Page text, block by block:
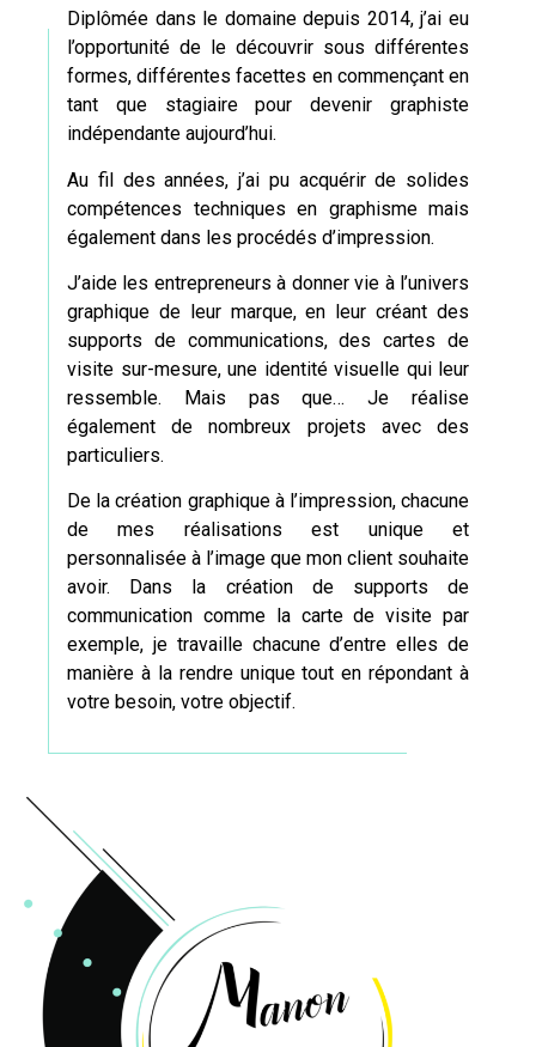
Diplômée dans le domaine depuis 2014, j’ai eu
l’opportunité de le découvrir sous différentes
formes, différentes facettes en commençant en
tant que stagiaire pour devenir graphiste
indépendante aujourd’hui.
Au fil des années, j’ai pu acquérir de solides
compétences techniques en graphisme mais
également dans les procédés d’impression.
J’aide les entrepreneurs à donner vie à l’univers
graphique de leur marque, en leur créant des
supports de communications,des cartes de
visite sur-mesure, une identité visuelle qui leur
ressemble. Mais pas que… Je réalise
également de nombreux projets avec des
particuliers.
De la création graphique à l’impression, chacune
de mes réalisations est unique et
personnalisée à l’image que mon client souhaite
avoir. Dans la création de supports de
communication comme
la carte de visite par
exemple, je travaille chacune d’entre elles de
manière à la rendre unique tout en répondant à
votre besoin, votre objectif.